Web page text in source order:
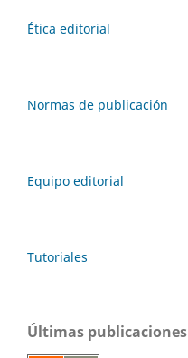
Ética editorial
Normas de publicación
Equipo editorial
Tutoriales
Últimas publicaciones